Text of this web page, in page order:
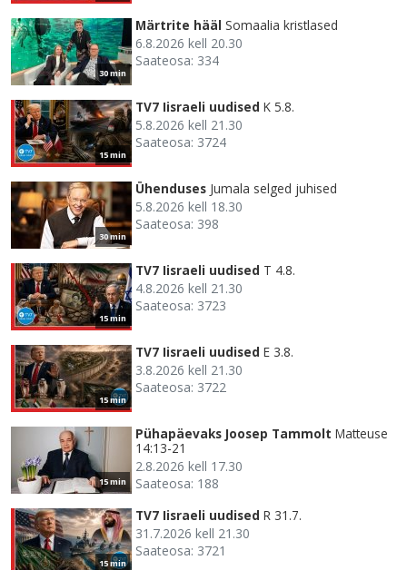
30 min
Märtrite hääl Somaalia kristlased
6.8.2026 kell 20.30
Saateosa: 334
15 min
TV7 Iisraeli uudised K 5.8.
5.8.2026 kell 21.30
Saateosa: 3724
30 min
Ühenduses Jumala selged juhised
5.8.2026 kell 18.30
Saateosa: 398
15 min
TV7 Iisraeli uudised T 4.8.
4.8.2026 kell 21.30
Saateosa: 3723
15 min
TV7 Iisraeli uudised E 3.8.
3.8.2026 kell 21.30
Saateosa: 3722
15 min
Pühapäevaks Joosep Tammolt Matteuse
14:13-21
2.8.2026 kell 17.30
Saateosa: 188
15 min
TV7 Iisraeli uudised R 31.7.
31.7.2026 kell 21.30
Saateosa: 3721